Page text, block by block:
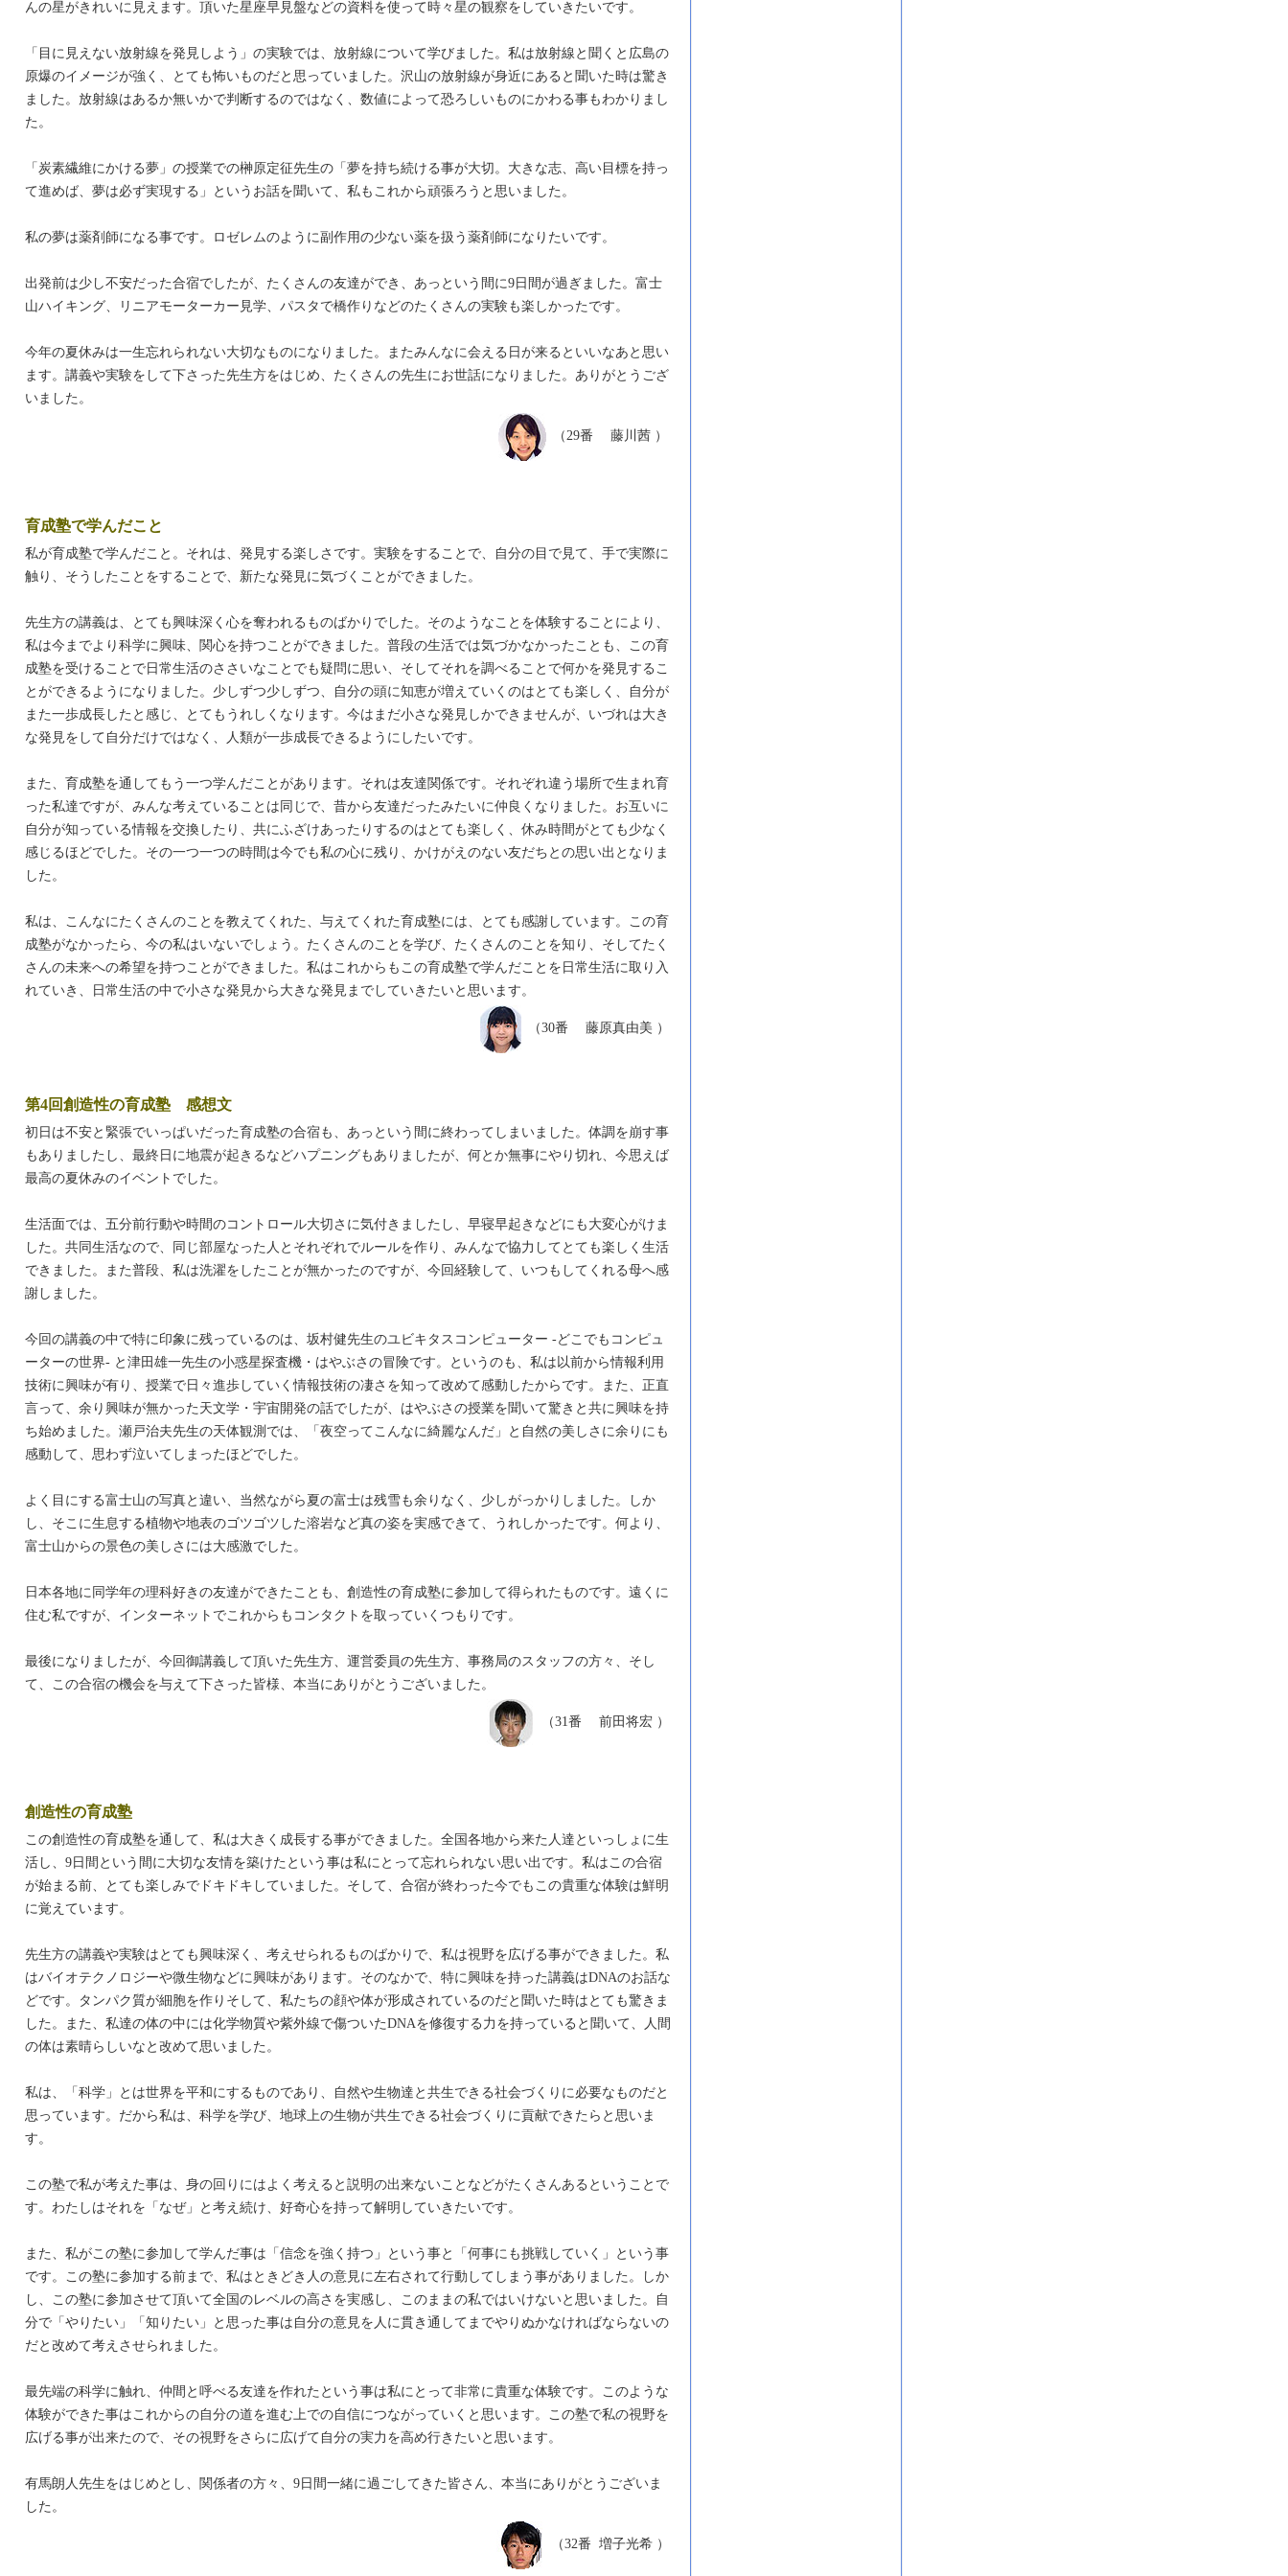
んの星がきれいに見えます。頂いた星座早見盤などの資料を使って時々星の観察をしていきたいです。
「目に見えない放射線を発見しよう」の実験では、放射線について学びました。私は放射線と聞くと広島の
原爆のイメージが強く、とても怖いものだと思っていました。沢山の放射線が身近にあると聞いた時は驚き
ました。放射線はあるか無いかで判断するのではなく、数値によって恐ろしいものにかわる事もわかりまし
た。
「炭素繊維にかける夢」の授業での榊原定征先生の「夢を持ち続ける事が大切。大きな志、高い目標を持っ
て進めば、夢は必ず実現する」というお話を聞いて、私もこれから頑張ろうと思いました。
私の夢は薬剤師になる事です。ロゼレムのように副作用の少ない薬を扱う薬剤師になりたいです。
出発前は少し不安だった合宿でしたが、たくさんの友達ができ、あっという間に9日間が過ぎました。富士
山ハイキング、リニアモーターカー見学、パスタで橋作りなどのたくさんの実験も楽しかったです。
今年の夏休みは一生忘れられない大切なものになりました。またみんなに会える日が来るといいなあと思い
ます。講義や実験をして下さった先生方をはじめ、たくさんの先生にお世話になりました。ありがとうござ
いました。
（29番 藤川茜 ）
育成塾で学んだこと
私が育成塾で学んだこと。それは、発見する楽しさです。実験をすることで、自分の目で見て、手で実際に
触り、そうしたことをすることで、新たな発見に気づくことができました。
先生方の講義は、とても興味深く心を奪われるものばかりでした。そのようなことを体験することにより、
私は今までより科学に興味、関心を持つことができました。普段の生活では気づかなかったことも、この育
成塾を受けることで日常生活のささいなことでも疑問に思い、そしてそれを調べることで何かを発見するこ
とができるようになりました。少しずつ少しずつ、自分の頭に知恵が増えていくのはとても楽しく、自分が
また一歩成長したと感じ、とてもうれしくなります。今はまだ小さな発見しかできませんが、いづれは大き
な発見をして自分だけではなく、人類が一歩成長できるようにしたいです。
また、育成塾を通してもう一つ学んだことがあります。それは友達関係です。それぞれ違う場所で生まれ育
った私達ですが、みんな考えていることは同じで、昔から友達だったみたいに仲良くなりました。お互いに
自分が知っている情報を交換したり、共にふざけあったりするのはとても楽しく、休み時間がとても少なく
感じるほどでした。その一つ一つの時間は今でも私の心に残り、かけがえのない友だちとの思い出となりま
した。
私は、こんなにたくさんのことを教えてくれた、与えてくれた育成塾には、とても感謝しています。この育
成塾がなかったら、今の私はいないでしょう。たくさんのことを学び、たくさんのことを知り、そしてたく
さんの未来への希望を持つことができました。私はこれからもこの育成塾で学んだことを日常生活に取り入
れていき、日常生活の中で小さな発見から大きな発見までしていきたいと思います。
（30番 藤原真由美 ）
第4回創造性の育成塾 感想文
初日は不安と緊張でいっぱいだった育成塾の合宿も、あっという間に終わってしまいました。体調を崩す事
もありましたし、最終日に地震が起きるなどハプニングもありましたが、何とか無事にやり切れ、今思えば
最高の夏休みのイベントでした。
生活面では、五分前行動や時間のコントロール大切さに気付きましたし、早寝早起きなどにも大変心がけま
した。共同生活なので、同じ部屋なった人とそれぞれでルールを作り、みんなで協力してとても楽しく生活
できました。また普段、私は洗濯をしたことが無かったのですが、今回経験して、いつもしてくれる母へ感
謝しました。
今回の講義の中で特に印象に残っているのは、坂村健先生のユビキタスコンピューター -どこでもコンピュ
ーターの世界- と津田雄一先生の小惑星探査機・はやぶさの冒険です。というのも、私は以前から情報利用
技術に興味が有り、授業で日々進歩していく情報技術の凄さを知って改めて感動したからです。また、正直
言って、余り興味が無かった天文学・宇宙開発の話でしたが、はやぶさの授業を聞いて驚きと共に興味を持
ち始めました。瀬戸治夫先生の天体観測では、「夜空ってこんなに綺麗なんだ」と自然の美しさに余りにも
感動して、思わず泣いてしまったほどでした。
よく目にする富士山の写真と違い、当然ながら夏の富士は残雪も余りなく、少しがっかりしました。しか
し、そこに生息する植物や地表のゴツゴツした溶岩など真の姿を実感できて、うれしかったです。何より、
富士山からの景色の美しさには大感激でした。
日本各地に同学年の理科好きの友達ができたことも、創造性の育成塾に参加して得られたものです。遠くに
住む私ですが、インターネットでこれからもコンタクトを取っていくつもりです。
最後になりましたが、今回御講義して頂いた先生方、運営委員の先生方、事務局のスタッフの方々、そし
て、この合宿の機会を与えて下さった皆様、本当にありがとうございました。
（31番 前田将宏 ）
創造性の育成塾
この創造性の育成塾を通して、私は大きく成長する事ができました。全国各地から来た人達といっしょに生
活し、9日間という間に大切な友情を築けたという事は私にとって忘れられない思い出です。私はこの合宿
が始まる前、とても楽しみでドキドキしていました。そして、合宿が終わった今でもこの貴重な体験は鮮明
に覚えています。
先生方の講義や実験はとても興味深く、考えせられるものばかりで、私は視野を広げる事ができました。私
はバイオテクノロジーや微生物などに興味があります。そのなかで、特に興味を持った講義はDNAのお話な
どです。タンパク質が細胞を作りそして、私たちの顔や体が形成されているのだと聞いた時はとても驚きま
した。また、私達の体の中には化学物質や紫外線で傷ついたDNAを修復する力を持っていると聞いて、人間
の体は素晴らしいなと改めて思いました。
私は、「科学」とは世界を平和にするものであり、自然や生物達と共生できる社会づくりに必要なものだと
思っています。だから私は、科学を学び、地球上の生物が共生できる社会づくりに貢献できたらと思いま
す。
この塾で私が考えた事は、身の回りにはよく考えると説明の出来ないことなどがたくさんあるということで
す。わたしはそれを「なぜ」と考え続け、好奇心を持って解明していきたいです。
また、私がこの塾に参加して学んだ事は「信念を強く持つ」という事と「何事にも挑戦していく」という事
です。この塾に参加する前まで、私はときどき人の意見に左右されて行動してしまう事がありました。しか
し、この塾に参加させて頂いて全国のレベルの高さを実感し、このままの私ではいけないと思いました。自
分で「やりたい」「知りたい」と思った事は自分の意見を人に貫き通してまでやりぬかなければならないの
だと改めて考えさせられました。
最先端の科学に触れ、仲間と呼べる友達を作れたという事は私にとって非常に貴重な体験です。このような
体験ができた事はこれからの自分の道を進む上での自信につながっていくと思います。この塾で私の視野を
広げる事が出来たので、その視野をさらに広げて自分の実力を高め行きたいと思います。
有馬朗人先生をはじめとし、関係者の方々、9日間一緒に過ごしてきた皆さん、本当にありがとうございま
した。
（32番 増子光希 ）